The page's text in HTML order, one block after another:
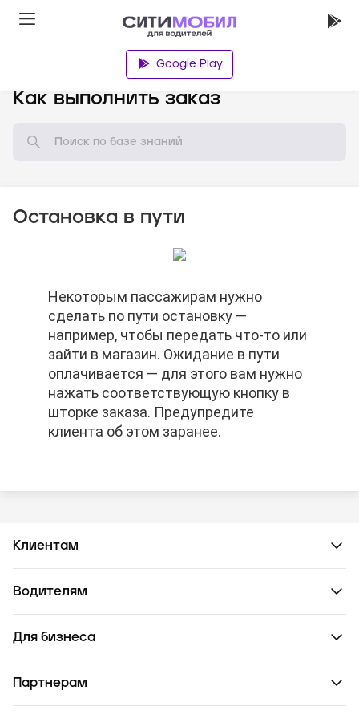
Google Play
Как выполнить заказ
Остановка в пути
Некоторым пассажирам нужно
сделать по пути остановку —
например, чтобы передать что-то или
зайти в магазин. Ожидание в пути
оплачивается — для этого вам нужно
нажать соответствующую кнопку в
шторке заказа. Предупредите
клиента об этом заранее.
Некоторым пассажирам нужно
сделать по пути остановку —
например, чтобы передать что-то или
зайти в магазин. Ожидание в пути
оплачивается — для этого вам нужно
нажать соответствующую кнопку в
шторке заказа. Предупредите
клиента об этом заранее.
Некоторым пассажирам нужно
сделать по пути остановку —
например, чтобы передать что-то или
зайти в магазин. Ожидание в пути
оплачивается — для этого вам нужно
нажать соответствующую кнопку в
шторке заказа. Предупредите
клиента об этом заранее.
Клиентам
Водителям
Для бизнеса
Партнерам